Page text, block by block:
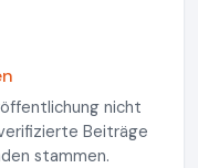
nicht
Beiträge
stammen.